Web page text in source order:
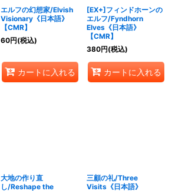
エルフの幻想家/Elvish
Visionary《日本語》
【CMR】
60円(税込)
カートに入れる
[EX+]フィンドホーンの
エルフ/Fyndhorn
Elves《日本語》
【CMR】
380円(税込)
カートに入れる
大地の作り直
し/Reshape the
三顧の礼/Three
Visits《日本語》